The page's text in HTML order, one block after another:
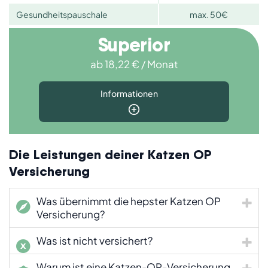
Gesundheitspauschale max. 50€
Superior
ab 18,22 € / Monat
Informationen
Für wen geeignet?
Für wen geeignet?
maximale Sicherheit
ohne
Leistungsgrenzen
Allgemeine Leistungen
Die Leistungen deiner Katzen OP
Versicherung
Was übernimmt die hepster Katzen OP
Versicherung?
Folgende Leistungen sind in allen drei Tarifen identisch:
Freie Tierarzt und Klinikwahl
Was ist nicht versichert?